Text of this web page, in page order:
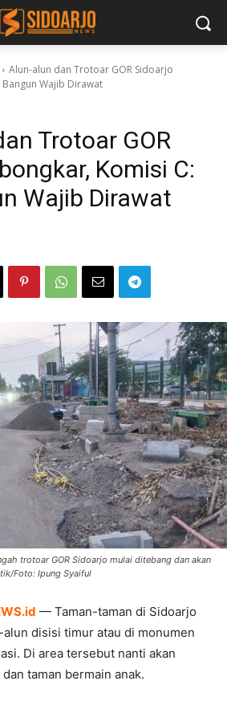
Alun-alun dan Trotoar GOR Sidoarjo
Wajib Dirawat
Trotoar GOR
Komisi C:
Wajib Dirawat
trotoar GOR Sidoarjo mulai ditebang dan akan
Foto: Ipung Syaiful
— Taman-taman di Sidoarjo
disisi timur atau di monumen
Di area tersebut nanti akan
taman bermain anak.